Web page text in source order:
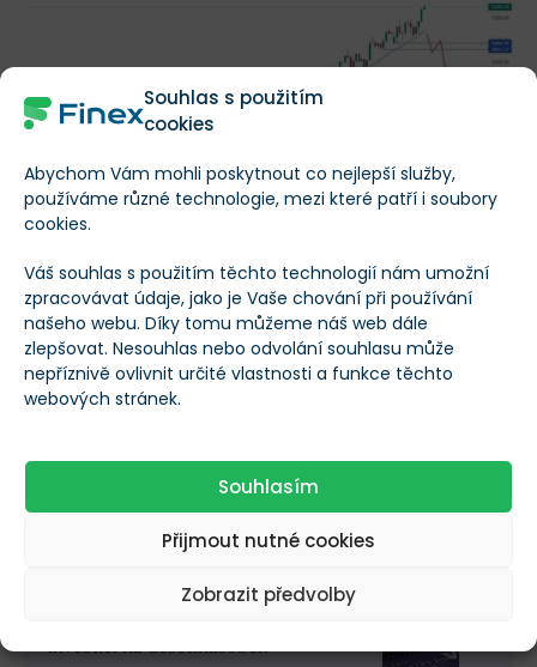
Souhlas s použitím
cookies
Abychom Vám mohli poskytnout co nejlepší služby,
používáme různé technologie, mezi které patří i soubory
cookies.
Váš souhlas s použitím těchto technologií nám umožní
zpracovávat údaje, jako je Vaše chování při používání
našeho webu. Díky tomu můžeme náš web dále
zlepšovat. Nesouhlas nebo odvolání souhlasu může
nepříznivě ovlivnit určité vlastnosti a funkce těchto
webových stránek.
Souhlasím
Přijmout nutné cookies
Zobrazit předvolby
Denní svíčkový graf akciového indexu S&P 500
Tento pokles může být veden až na hodnotu
nejbližšíhonetestovaného supportu, který se nachází
vytvářel postranní pohyb, což v případě poklesu může
být jeho záchrana. Nicméně i tak by se jednalo o
investici na desetinásobek